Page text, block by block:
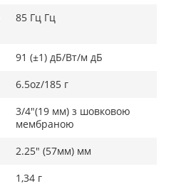
85 Гц Гц
91 (±1) дБ/Вт/м дБ
6.5oz/185 г
3/4"(19 мм) з шовковою
мембраною
2.25" (57мм) мм
1,34 г